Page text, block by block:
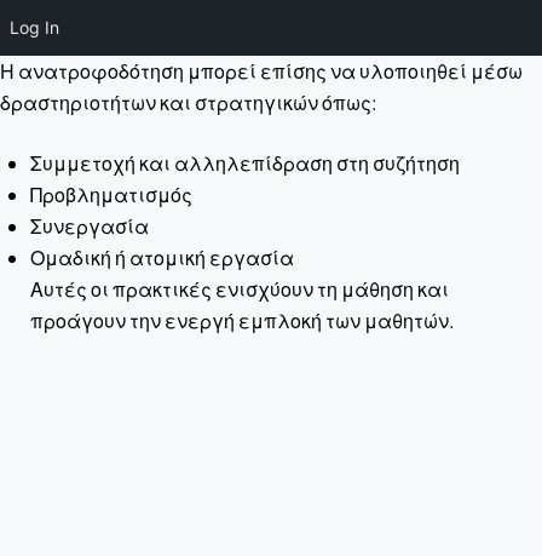
Log In
Η ανατροφοδότηση μπορεί επίσης να υλοποιηθεί μέσω
δραστηριοτήτων και στρατηγικών όπως:
Συμμετοχή και αλληλεπίδραση στη συζήτηση
Προβληματισμός
Συνεργασία
Ομαδική ή ατομική εργασία
Αυτές οι πρακτικές ενισχύουν τη μάθηση και
προάγουν την ενεργή εμπλοκή των μαθητών.